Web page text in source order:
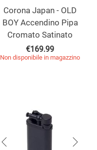
Corona Japan - OLD
BOY Accendino Pipa
Cromato Satinato
€169.99
Non disponibile in magazzino